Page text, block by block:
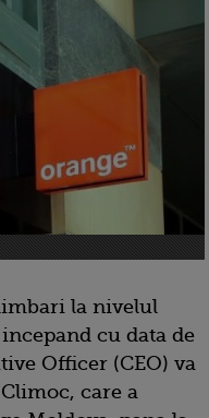
la nivelul
cu data de
Officer (CEO) va
care a